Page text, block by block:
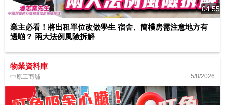
04:55
業主必看！將出租單位改做學生 宿舍、簡樸房需注意地方有
邊啲？ 兩大法例風險拆解
物業資料庫
中原工商舖 5/8/2026